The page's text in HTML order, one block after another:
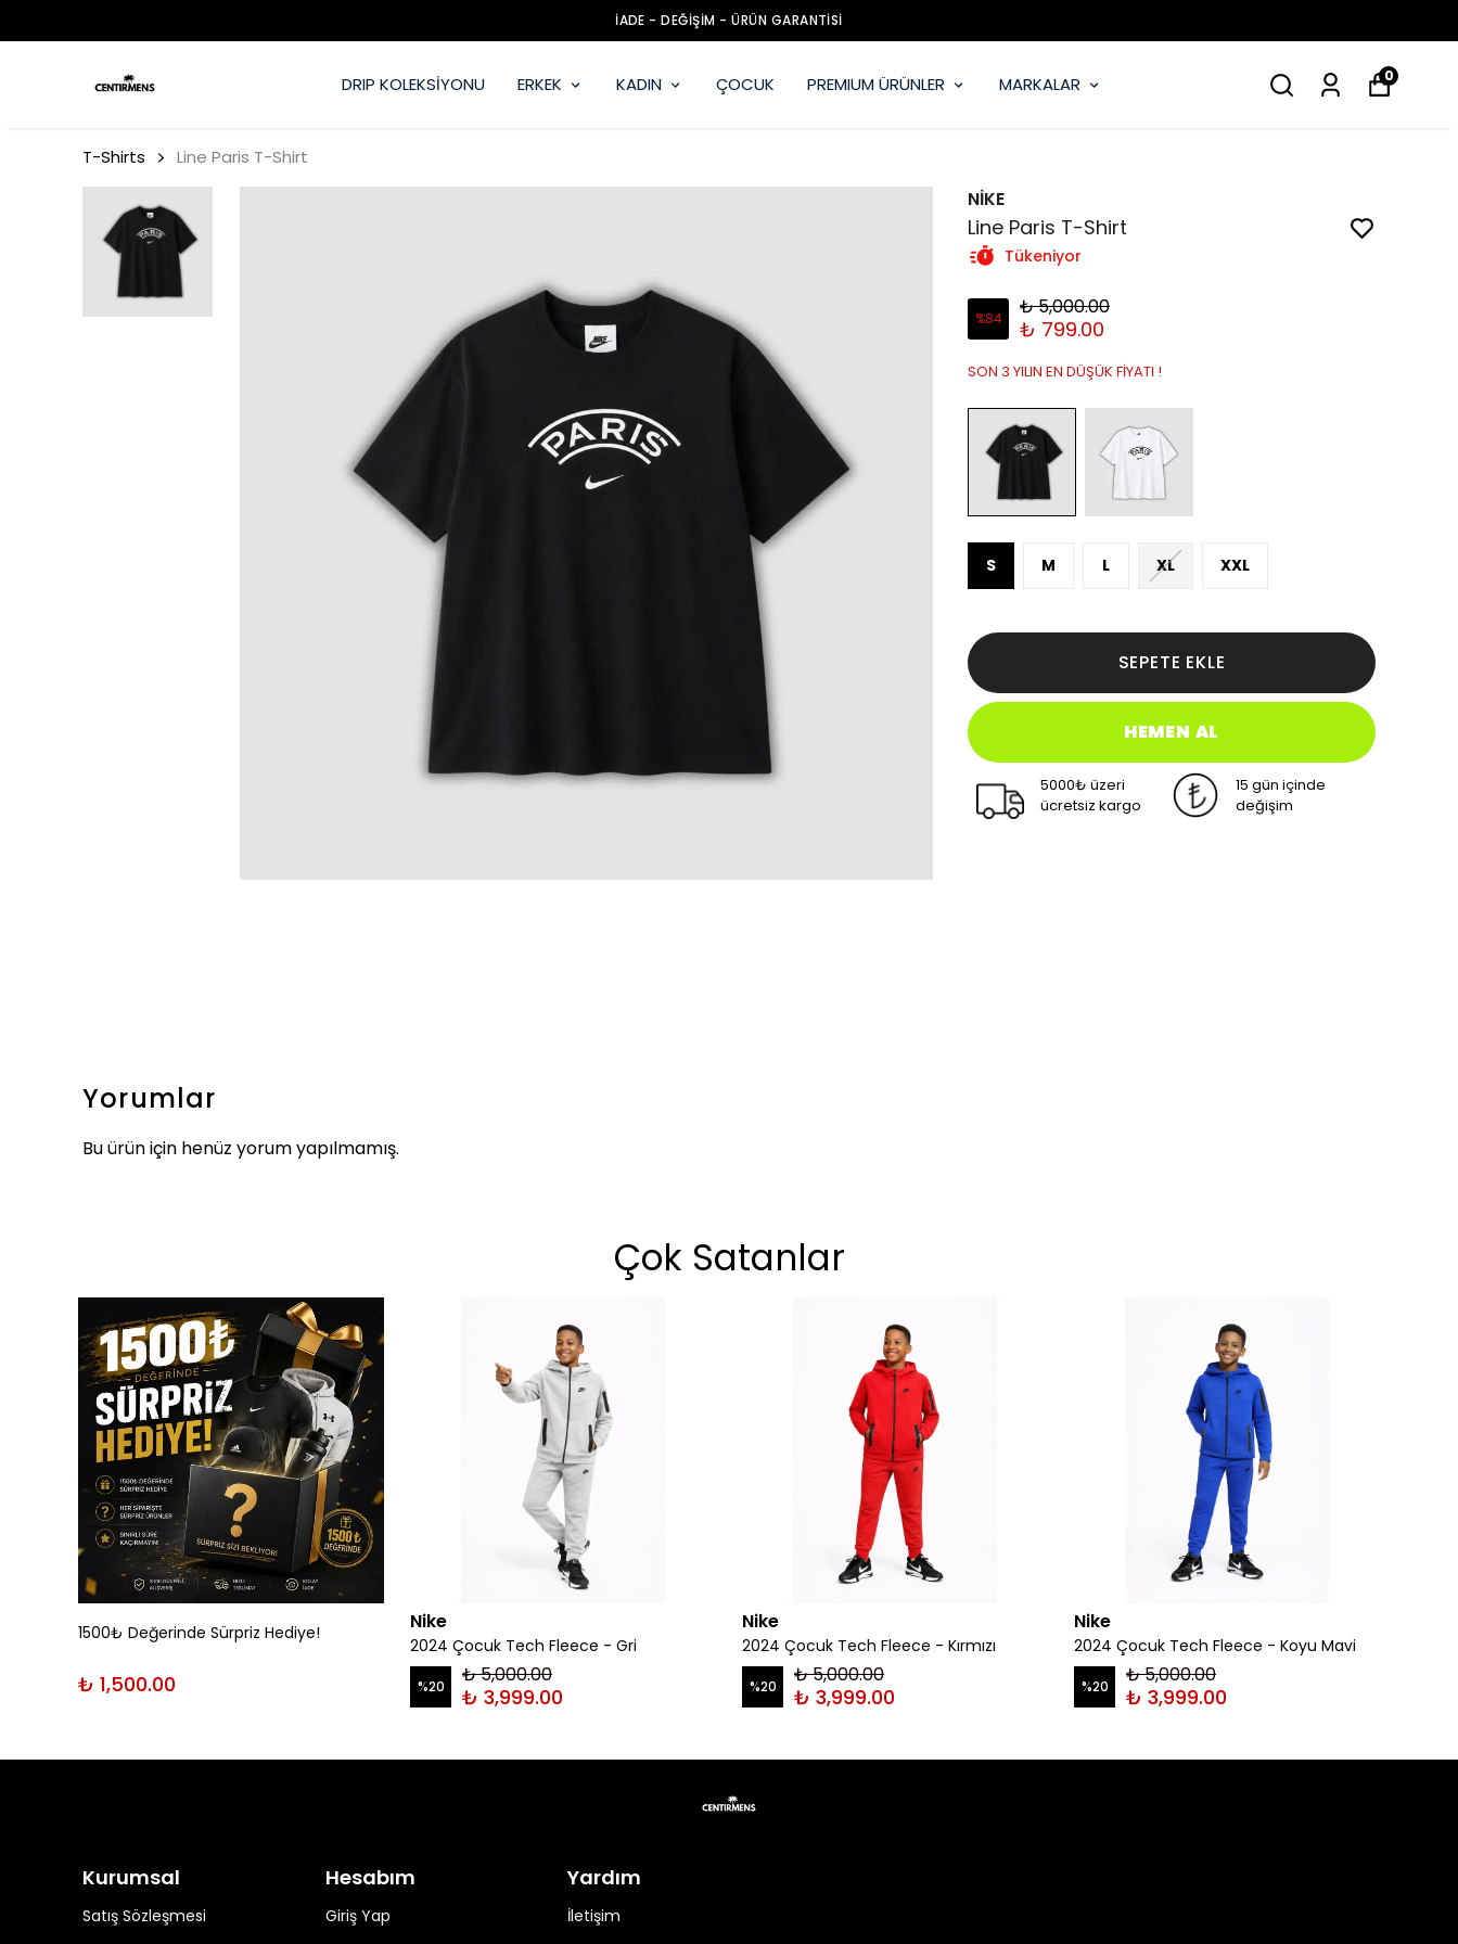
İADE - DEĞİŞİM - ÜRÜN GARANTİSİ
DRIP KOLEKSİYONU ERKEK KADIN ÇOCUK PREMIUM ÜRÜNLER MARKALAR 0
T-Shirts Line Paris T-Shirt
NİKE
Line Paris T-Shirt
Tükeniyor
%84 ₺ 5,000.00
₺ 799.00
SON 3 YILIN EN DÜŞÜK FİYATI !
S M L XL XXL
SEPETE EKLE
HEMEN AL
5000₺ üzeri
ücretsiz kargo
15 gün içinde
değişim
Yorumlar
Bu ürün için henüz yorum yapılmamış.
Çok Satanlar
1500₺ Değerinde Sürpriz Hediye!
₺ 1,500.00
Nike
2024 Çocuk Tech Fleece - Gri
%20 ₺ 5,000.00
₺ 3,999.00
Nike
2024 Çocuk Tech Fleece - Kırmızı
%20 ₺ 5,000.00
₺ 3,999.00
Nike
2024 Çocuk Tech Fleece - Koyu Mavi
%20 ₺ 5,000.00
₺ 3,999.00
Kurumsal
Satış Sözleşmesi
Hesabım
Giriş Yap
Yardım
İletişim